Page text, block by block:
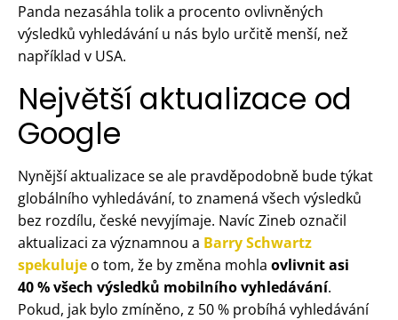
Panda nezasáhla tolik a procento ovlivněných
výsledků vyhledávání u nás bylo určitě menší, než
například v USA.
Největší aktualizace od
Google
Nynější aktualizace se ale pravděpodobně bude týkat
globálního vyhledávání, to znamená všech výsledků
bez rozdílu, české nevyjímaje. Navíc Zineb označil
aktualizaci za významnou a Barry Schwartz
spekuluje o tom, že by změna mohla ovlivnit asi
40 % všech výsledků mobilního vyhledávání.
Pokud, jak bylo zmíněno, z 50 % probíhá vyhledávání